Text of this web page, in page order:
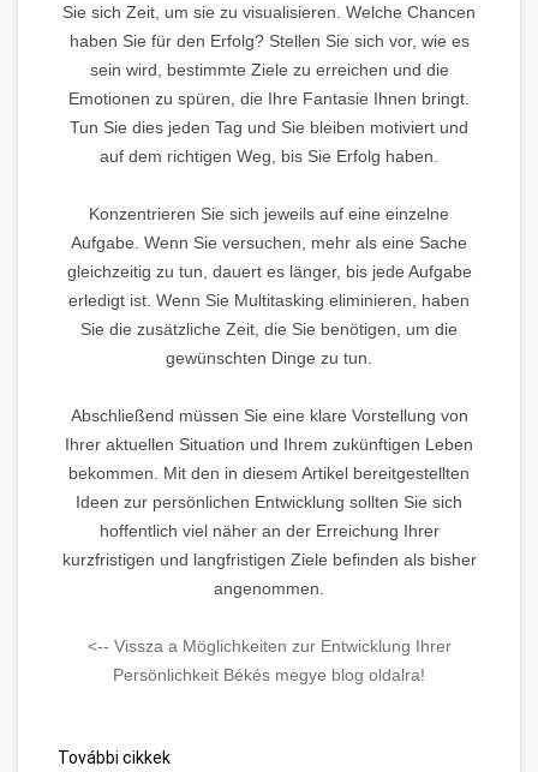
Sie sich Zeit, um sie zu visualisieren. Welche Chancen
haben Sie für den Erfolg? Stellen Sie sich vor, wie es
sein wird, bestimmte Ziele zu erreichen und die
Emotionen zu spüren, die Ihre Fantasie Ihnen bringt.
Tun Sie dies jeden Tag und Sie bleiben motiviert und
auf dem richtigen Weg, bis Sie Erfolg haben.
Konzentrieren Sie sich jeweils auf eine einzelne
Aufgabe. Wenn Sie versuchen, mehr als eine Sache
gleichzeitig zu tun, dauert es länger, bis jede Aufgabe
erledigt ist. Wenn Sie Multitasking eliminieren, haben
Sie die zusätzliche Zeit, die Sie benötigen, um die
gewünschten Dinge zu tun.
Abschließend müssen Sie eine klare Vorstellung von
Ihrer aktuellen Situation und Ihrem zukünftigen Leben
bekommen. Mit den in diesem Artikel bereitgestellten
Ideen zur persönlichen Entwicklung sollten Sie sich
hoffentlich viel näher an der Erreichung Ihrer
kurzfristigen und langfristigen Ziele befinden als bisher
angenommen.
<-- Vissza a Möglichkeiten zur Entwicklung Ihrer
Persönlichkeit Békés megye blog oldalra!
További cikkek